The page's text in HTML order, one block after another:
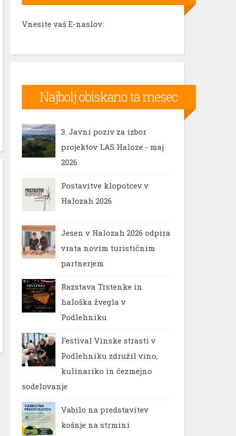
Vnesite vaš E-naslov:
Najbolj obiskano ta mesec
3. Javni poziv za izbor
projektov LAS Haloze - maj
2026
Postavitve klopotcev v
Halozah 2026
Jesen v Halozah 2026 odpira
vrata novim turističnim
partnerjem
Razstava Trstenke in
haloška žvegla v
Podlehniku
Festival Vinske strasti v
Podlehniku združil vino,
kulinariko in čezmejno
sodelovanje
Vabilo na predstavitev
košnje na strmini